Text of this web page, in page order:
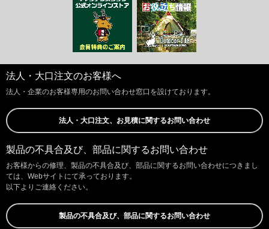
法人・大口注文のお客様へ
法人・企業のお客様専用のお問い合わせ窓口を設けております。
法人・大口注文、お見積に関するお問い合わせ
製品の不具合及び、部品に関するお問い合わせ
お客様からの修理、製品の不具合及び、部品に関するお問い合わせにつきまし
ては、Webサイトにて承っております。
以下よりご連絡ください。
製品の不具合及び、部品に関するお問い合わせ